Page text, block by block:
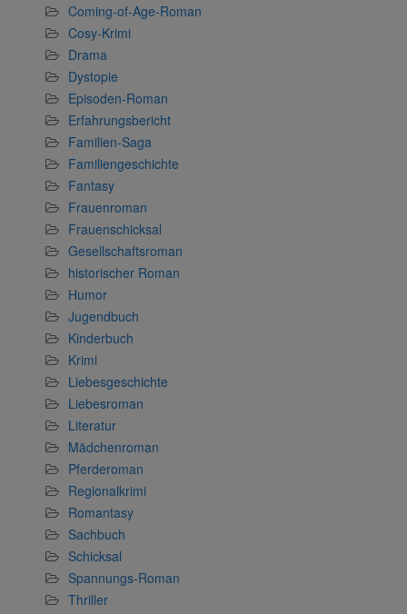
Coming-of-Age-Roman
Cosy-Krimi
Drama
Dystopie
Episoden-Roman
Erfahrungsbericht
Familien-Saga
Familiengeschichte
Fantasy
Frauenroman
Frauenschicksal
Gesellschaftsroman
historischer Roman
Humor
Jugendbuch
Kinderbuch
Krimi
Liebesgeschichte
Liebesroman
Literatur
Mädchenroman
Pferderoman
Regionalkrimi
Romantasy
Sachbuch
Schicksal
Spannungs-Roman
Thriller